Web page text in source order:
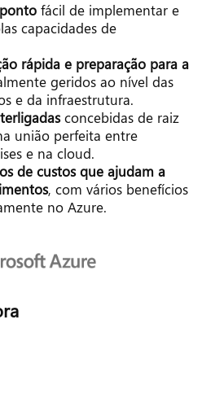
fácil de implementar e
capacidades de
rápida e preparação para a
geridos ao nível das
e da infraestrutura.
concebidas de raiz
união perfeita entre
e na cloud.
de custos que ajudam a
, com vários benefícios
no Azure.